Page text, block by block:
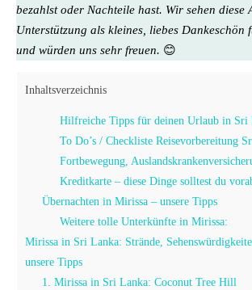
bezahlst oder Nachteile hast. Wir sehen diese
Unterstützung als kleines, liebes Dankeschön
und würden uns sehr freuen. 😊
Inhaltsverzeichnis
Hilfreiche Tipps für deinen Urlaub in Sri
To Do’s / Checkliste Reisevorbereitung
Fortbewegung,
Kreditkarte – diese Dinge solltest du
Übernachten in Mirissa – unsere Tipps
Weitere tolle Unterkünfte in Mirissa:
Mirissa in Sri Lanka: Strände,
unsere Tipps
1. Mirissa in Sri Lanka: Coconut Tree Hill